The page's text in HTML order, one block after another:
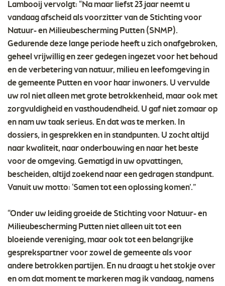
Lambooij vervolgt: “Na maar liefst 23 jaar neemt u
vandaag afscheid als voorzitter van de Stichting voor
Natuur- en Milieubescherming Putten (SNMP).
Gedurende deze lange periode heeft u zich onafgebroken,
geheel vrijwillig en zeer gedegen ingezet voor het behoud
en de verbetering van natuur, milieu en leefomgeving in
de gemeente Putten en voor haar inwoners. U vervulde
uw rol niet alleen met grote betrokkenheid, maar ook met
zorgvuldigheid en vasthoudendheid. U gaf niet zomaar op
en nam uw taak serieus. En dat was te merken. In
dossiers, in gesprekken en in standpunten. U zocht altijd
naar kwaliteit, naar onderbouwing en naar het beste
voor de omgeving. Gematigd in uw opvattingen,
bescheiden, altijd zoekend naar een gedragen standpunt.
Vanuit uw motto: ‘Samen tot een oplossing komen’.”
“Onder uw leiding groeide de Stichting voor Natuur- en
Milieubescherming Putten niet alleen uit tot een
bloeiende vereniging, maar ook tot een belangrijke
gesprekspartner voor zowel de gemeente als voor
andere betrokken partijen. En nu draagt u het stokje over
en om dat moment te markeren mag ik vandaag, namens